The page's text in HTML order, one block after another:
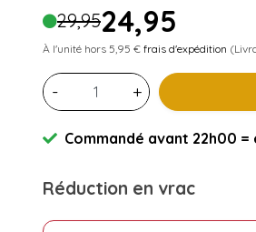
29,9524,95
À l'unité hors 5,95 € frais d'expédition
- +
Commandé avant 22h00
Réduction en vrac